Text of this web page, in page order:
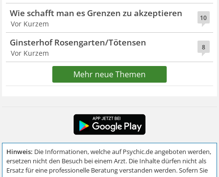
10
Wie schafft man es Grenzen zu akzeptieren
Vor Kurzem
8
Ginsterhof Rosengarten/Tötensen
Vor Kurzem
Mehr neue Themen